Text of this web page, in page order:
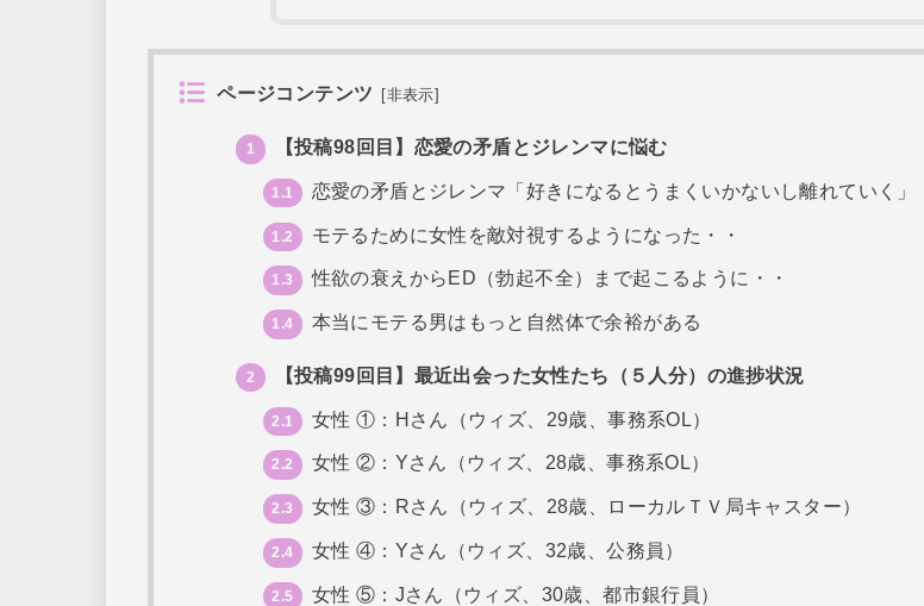
ページコンテンツ 非表示
1 【投稿98回目】恋愛の矛盾とジレンマに悩む
1.1 恋愛の矛盾とジレンマ「好きになるとうまくいかないし離れていく」
1.2 モテるために女性を敵対視するようになった・・
1.3 性欲の衰えからED（勃起不全）まで起こるように・・
1.4 本当にモテる男はもっと自然体で余裕がある
2 【投稿99回目】最近出会った女性たち（５人分）の進捗状況
2.1 女性 ①：Hさん（ウィズ、29歳、事務系OL）
2.2 女性 ②：Yさん（ウィズ、28歳、事務系OL）
2.3 女性 ③：Rさん（ウィズ、28歳、ローカルＴＶ局キャスター）
2.4 女性 ④：Yさん（ウィズ、32歳、公務員）
2.5 女性 ⑤：Jさん（ウィズ、30歳、都市銀行員）